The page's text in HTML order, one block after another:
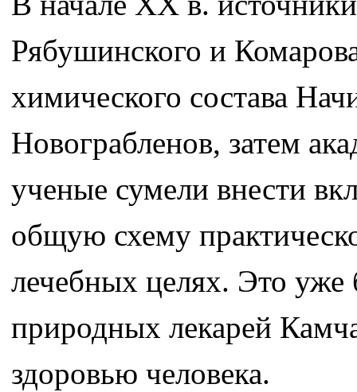
Рябушинского и
химического состава
Новограбленов, затем
ученые сумели внести
общую схему
лечебных целях. Это
природных лекарей
здоровью человека.